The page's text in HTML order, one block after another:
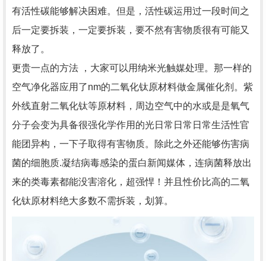
有活性碳能够解决困难。但是，活性碳运用过一段时间之
后一定要拆装，一定要拆装，要不然有害物质很有可能又
释放了。
更贵一点的方法 ，大家可以用纳米光触媒处理。那一样的
空气净化器应用了nm的二氧化钛原材料做金属催化剂。紫
外线直射二氧化钛等原材料，周边空气中的水或是是氧气
分子会变为具备很强化学作用的光日常日常日常生活性官
能团异构，一下子取得有害物质。除此之外还能够伤害病
菌的细胞质.凝结病毒感染的蛋白新闻媒体，连病菌释放出
来的类毒素都能没害溶化，超强悍！并且性价比高的二氧
化钛原材料绝大多数不需拆装，划算。